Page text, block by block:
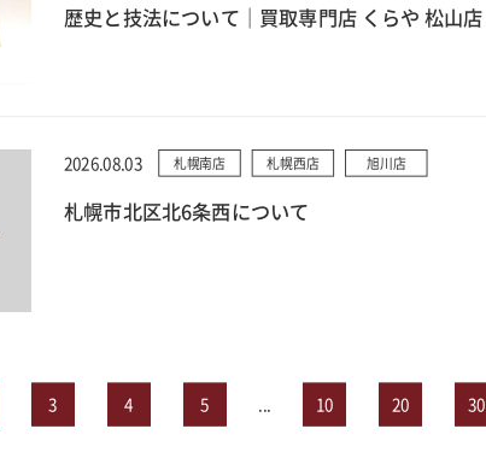
歴史と技法について｜買取専門店 くらや 松山店
2026.08.03 札幌南店 札幌西店 旭川店
札幌市北区北6条西について
3 4 5 10 20 30